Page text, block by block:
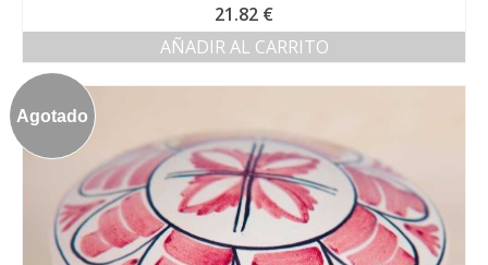
21.82 €
AÑADIR AL CARRITO
Agotado